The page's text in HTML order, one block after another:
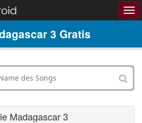
3 Gratis
Madagascar 3